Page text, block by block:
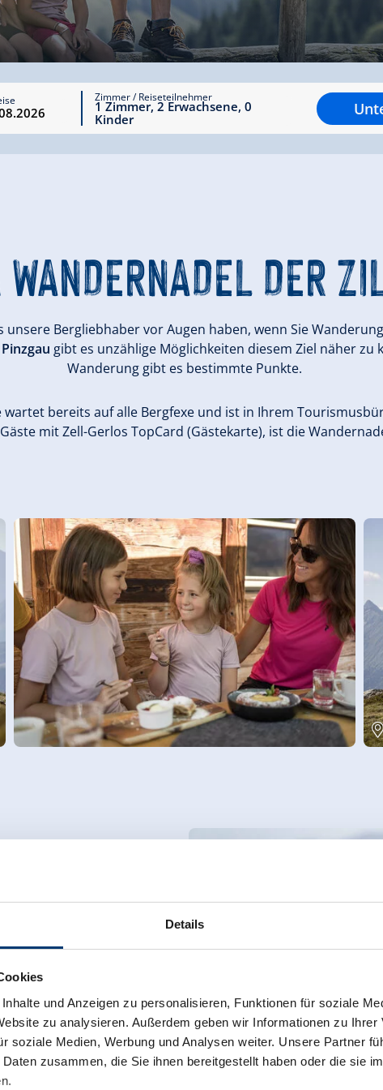
Details
und Anzeigen zu personalisieren, Funktionen für soziale
zu analysieren. Außerdem geben wir Informationen zu Ihrer
soziale Medien, Werbung und Analysen weiter. Unsere Partner
zusammen, die Sie ihnen bereitgestellt haben oder die sie
Zimmer / Reiseteilnehmer
1 Zimmer, 2 Erwachsene, 0
Kinder
DER
unsere Bergliebhaber vor Augen haben, wenn Sie
gibt es unzählige Möglichkeiten diesem Ziel näher
Wanderung gibt es bestimmte Punkte.
bereits auf alle Bergfexe und ist in Ihrem
mit Zell-Gerlos TopCard (Gästekarte), ist die